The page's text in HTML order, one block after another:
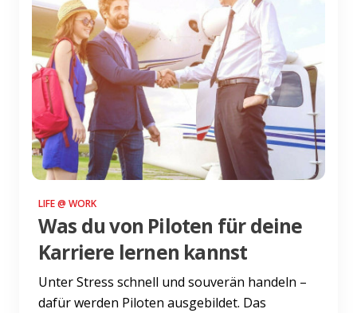
LIFE @ WORK
Was du von Piloten für deine
Karriere lernen kannst
Unter Stress schnell und souverän handeln –
dafür werden Piloten ausgebildet. Das